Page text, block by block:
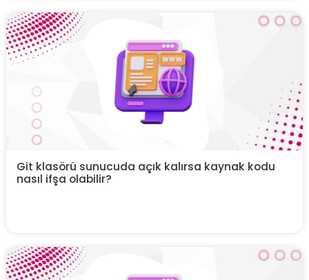
Git klasörü sunucuda açık kalırsa kaynak kodu
nasıl ifşa olabilir?